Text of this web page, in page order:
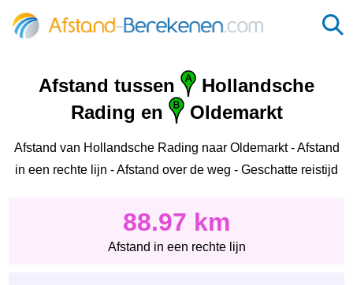
Afstand tussen
Hollandsche
Rading en
Oldemarkt
Afstand van Hollandsche Rading naar Oldemarkt - Afstand
in een rechte lijn - Afstand over de weg - Geschatte reistijd
88.97 km
Afstand in een rechte lijn